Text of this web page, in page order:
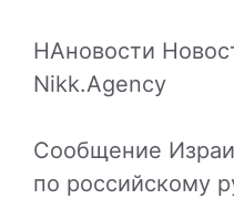
НАновости
Nikk.Agency
Сообщение
по российскому